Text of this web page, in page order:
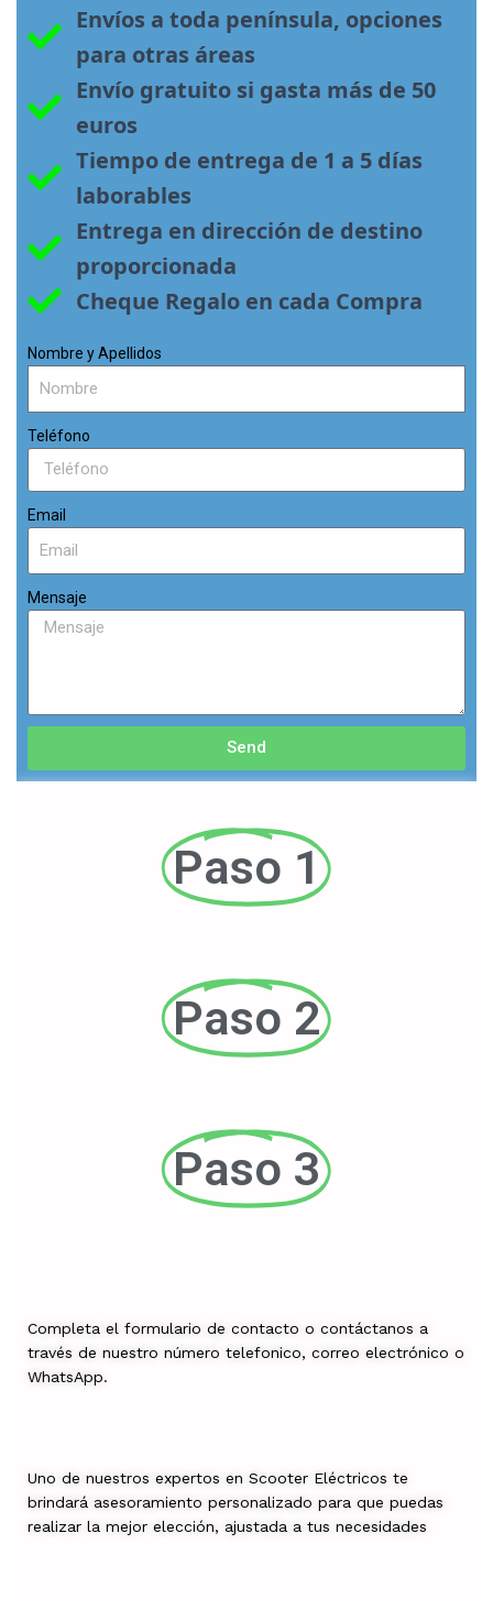
Envíos a toda península, opciones
para otras áreas
Envío gratuito si gasta más de 50
euros
Tiempo de entrega de 1 a 5 días
laborables
Entrega en dirección de destino
proporcionada
Cheque Regalo en cada Compra
Nombre y Apellidos
Teléfono
Email
Mensaje
Send
Paso 1
Paso 2
Paso 3
Completa el formulario de contacto o contáctanos a
través de nuestro número telefonico, correo electrónico o
WhatsApp.
Uno de nuestros expertos en Scooter Eléctricos te
brindará asesoramiento personalizado para que puedas
realizar la mejor elección, ajustada a tus necesidades